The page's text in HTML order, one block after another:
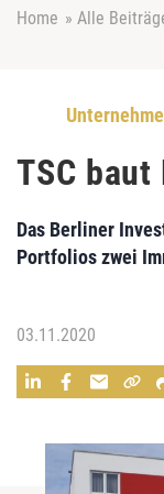
Home » Alle
TSC
Das Berliner
Portfolios zwei
03.11.2020